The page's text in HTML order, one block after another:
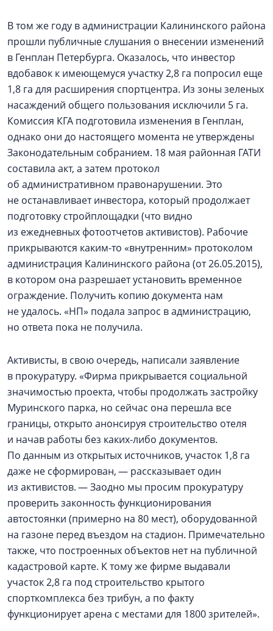
В том же году в администрации Калининского района
прошли публичные слушания о внесении изменений
в Генплан Петербурга. Оказалось, что инвестор
вдобавок к имеющемуся участку 2,8 га попросил еще
1,8 га для расширения спортцентра. Из зоны зеленых
насаждений общего пользования исключили 5 га.
Комиссия КГА подготовила изменения в Генплан,
однако они до настоящего момента не утверждены
Законодательным собранием. 18 мая районная ГАТИ
составила акт, а затем протокол
об административном правонарушении. Это
не останавливает инвестора, который продолжает
подготовку стройплощадки (что видно
из ежедневных фотоотчетов активистов). Рабочие
прикрываются каким-то «внутренним» протоколом
администрация Калининского района (от 26.05.2015),
в котором она разрешает установить временное
ограждение. Получить копию документа нам
не удалось. «НП» подала запрос в администрацию,
но ответа пока не получила.
Активисты, в свою очередь, написали заявление
в прокуратуру. «Фирма прикрывается социальной
значимостью проекта, чтобы продолжать застройку
Муринского парка, но сейчас она перешла все
границы, открыто анонсируя строительство отеля
и начав работы без каких-либо документов.
По данным из открытых источников, участок 1,8 га
даже не сформирован, — рассказывает один
из активистов. — Заодно мы просим прокуратуру
проверить законность функционирования
автостоянки (примерно на 80 мест), оборудованной
на газоне перед въездом на стадион. Примечательно
также, что построенных объектов нет на публичной
кадастровой карте. К тому же фирме выдавали
участок 2,8 га под строительство крытого
спорткомплекса без трибун, а по факту
функционирует арена с местами для 1800 зрителей».